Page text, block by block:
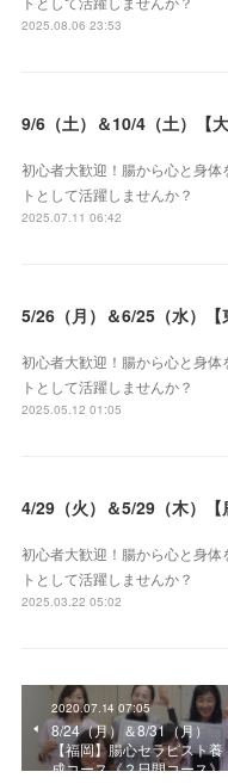
2025.08.06 23:53
初心者大歓迎！腸から心と身
トとして活躍しませんか？
2025.07.11 06:42
初心者大歓迎！腸から心と身
トとして活躍しませんか？
2025.05.12 01:05
初心者大歓迎！腸から心と身
トとして活躍しませんか？
2025.03.22 05:02
2020.07.14 07:05
8/24（月）＆8/31（月）
【福岡】腸心セラピスト養
成コース《２日間コース》